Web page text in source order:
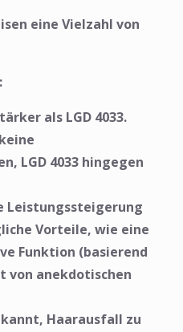
eine Vielzahl von
als LGD 4033.
LGD 4033 hingegen
Leistungssteigerung
Vorteile, wie eine
Funktion (basierend
von anekdotischen
Haarausfall zu